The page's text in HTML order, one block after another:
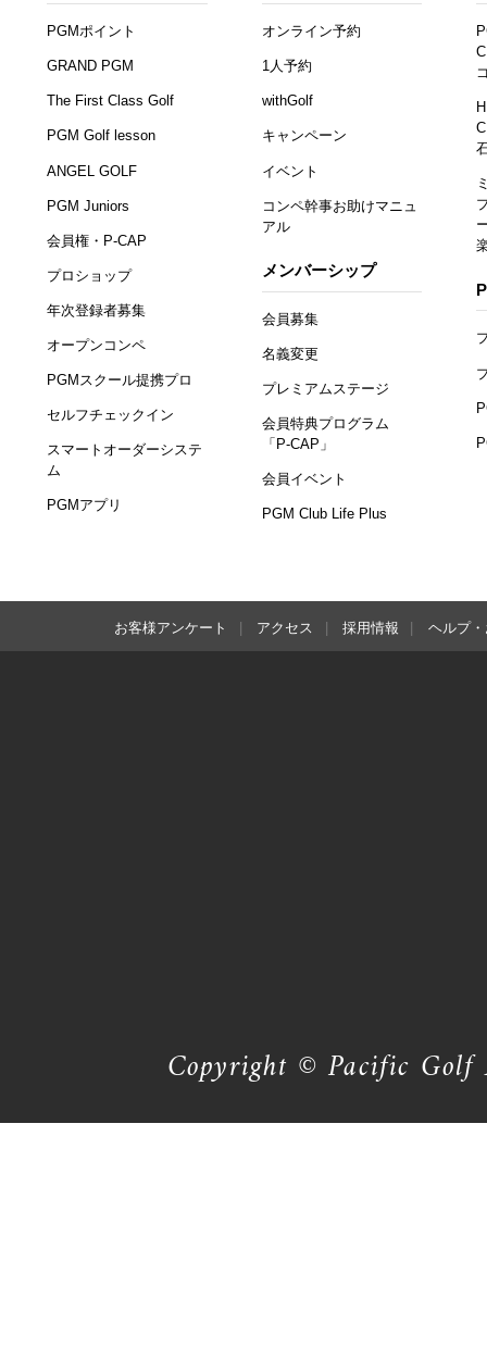
PGMポイント
GRAND PGM
The First Class Golf
PGM Golf lesson
ANGEL GOLF
PGM Juniors
会員権・P-CAP
プロショップ
年次登録者募集
オープンコンペ
PGMスクール提携プロ
セルフチェックイン
スマートオーダーシステ
ム
PGMアプリ
オンライン予約
1人予約
withGolf
キャンペーン
イベント
コンペ幹事お助けマニュ
アル
メンバーシップ
会員募集
名義変更
プレミアムステージ
会員特典プログラム
「P-CAP」
会員イベント
PGM Club Life Plus
お客様アンケート アクセス 採用情報 ヘルプ
Copyright © Pacific Golf